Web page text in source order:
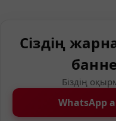
Сіздің
Біздің
WhatsApp